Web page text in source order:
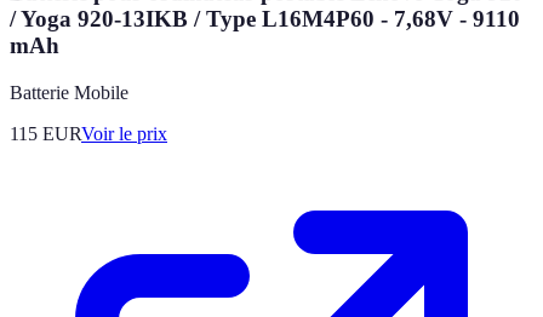
/ Yoga 920-13IKB / Type L16M4P60 - 7,68V - 9110
mAh
Batterie Mobile
115 EURVoir le prix